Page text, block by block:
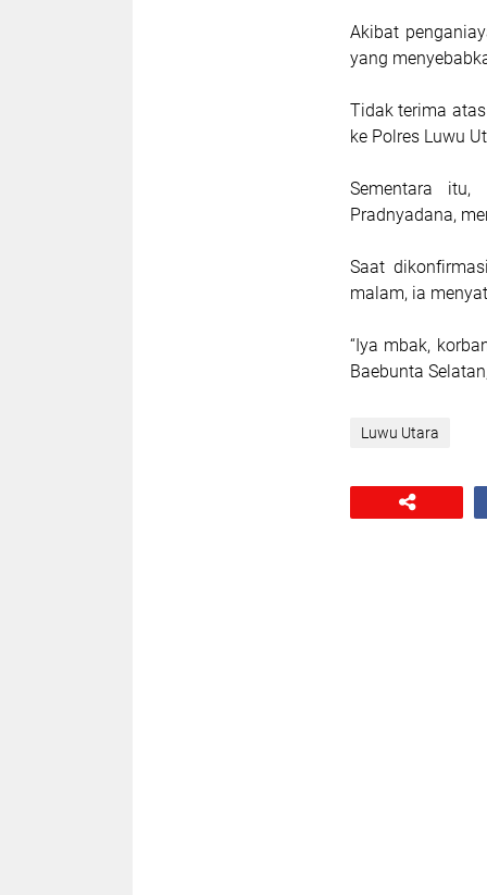
Akibat
yang
Tidak terima
ke Polres Luwu
Sementara
Pradnyadana,
Saat
malam, ia
“Iya mbak,
Baebunta
Luwu Utara